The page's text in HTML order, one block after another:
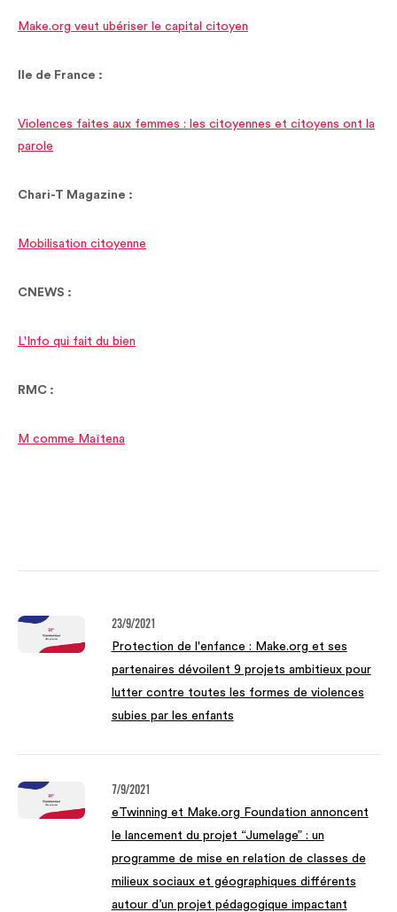
Make.org veut ubériser le capital citoyen
Ile de France :
Violences faites aux femmes : les citoyennes et citoyens ont la
parole
Chari-T Magazine :
Mobilisation citoyenne
CNEWS :
L'Info qui fait du bien
RMC :
M comme Maïtena
23/9/2021
Protection de l'enfance : Make.org et ses
partenaires dévoilent 9 projets ambitieux pour
lutter contre toutes les formes de violences
subies par les enfants
7/9/2021
eTwinning et Make.org Foundation annoncent
le lancement du projet “Jumelage” : un
programme de mise en relation de classes de
milieux sociaux et géographiques différents
autour d’un projet pédagogique impactant